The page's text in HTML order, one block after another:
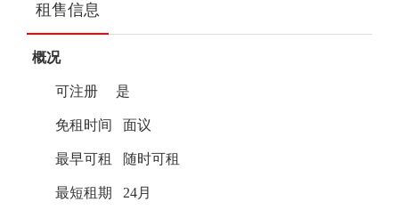
租售信息
概况
可注册 是
免租时间 面议
最早可租 随时可租
最短租期 24月